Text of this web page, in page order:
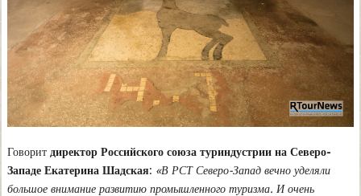
Говорит директор Российского союза туриндустрии на Северо-
Западе Екатерина Шадская: «В РСТ Северо-Запад вечно уделяли
большое внимание развитию промышленного туризма. И очень